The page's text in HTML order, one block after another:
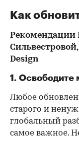
Как
Design
1. Освободите
Любое
старого и
глобальный
самое важное.